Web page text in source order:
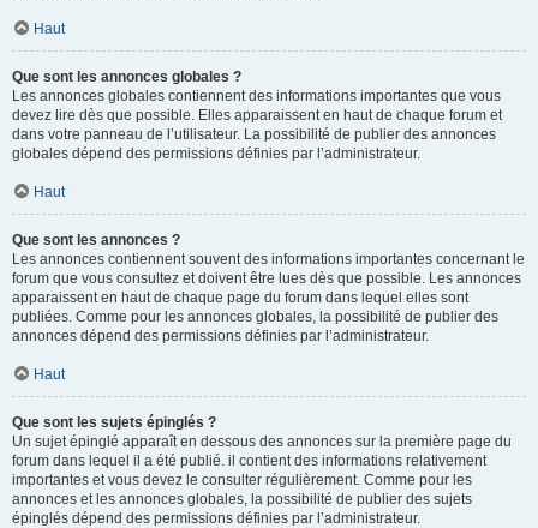
Haut
Que sont les annonces globales ?
Les annonces globales contiennent des informations importantes que vous
devez lire dès que possible. Elles apparaissent en haut de chaque forum et
dans votre panneau de l’utilisateur. La possibilité de publier des annonces
globales dépend des permissions définies par l’administrateur.
Haut
Que sont les annonces ?
Les annonces contiennent souvent des informations importantes concernant le
forum que vous consultez et doivent être lues dès que possible. Les annonces
apparaissent en haut de chaque page du forum dans lequel elles sont
publiées. Comme pour les annonces globales, la possibilité de publier des
annonces dépend des permissions définies par l’administrateur.
Haut
Que sont les sujets épinglés ?
Un sujet épinglé apparaît en dessous des annonces sur la première page du
forum dans lequel il a été publié. il contient des informations relativement
importantes et vous devez le consulter régulièrement. Comme pour les
annonces et les annonces globales, la possibilité de publier des sujets
épinglés dépend des permissions définies par l’administrateur.